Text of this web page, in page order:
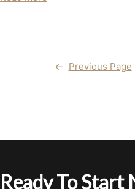
← Previous Page
Ready To Start